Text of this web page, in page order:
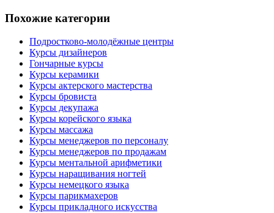
Похожие категории
Подростково-молодёжные центры
Курсы дизайнеров
Гончарные курсы
Курсы керамики
Курсы актерского мастерства
Курсы бровиста
Курсы декупажа
Курсы корейского языка
Курсы массажа
Курсы менеджеров по персоналу
Курсы менеджеров по продажам
Курсы ментальной арифметики
Курсы наращивания ногтей
Курсы немецкого языка
Курсы парикмахеров
Курсы прикладного искусства